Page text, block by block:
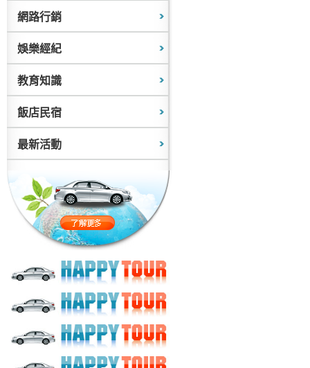
網路行銷
娛樂經紀
教育知識
飯店民宿
最新活動